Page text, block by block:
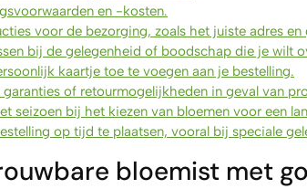
en -kosten.
voor de bezorging, zoals het juiste adres en
bij de gelegenheid of boodschap die je wilt
kaartje toe te voegen aan je bestelling.
garanties of retourmogelijkheden in geval van
seizoen bij het kiezen van bloemen voor een
op tijd te plaatsen, vooral bij speciale
bloemist met